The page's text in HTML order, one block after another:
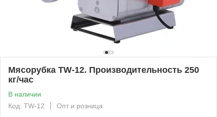
Мясорубка TW-12. Производительность 250
кг/час
В наличии
Код: TW-12
Опт и розница